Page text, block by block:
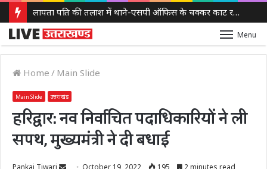
लापता पति की तलाश में थाने-एसपी ऑफिस के चक्कर काट रही नवविवाहिता, ससुराल वालों पर गंभीर आरोप
Menu
Home / Main Slide
Main Slide उत्तराखंड
हरिद्वार: नव निर्वाचित पदाधिकारियों ने ली
सपथ, मुख्यमंत्री ने दी बधाई
Pankaj Tiwari
SendOctober 19, 2022 195 2 minutes read